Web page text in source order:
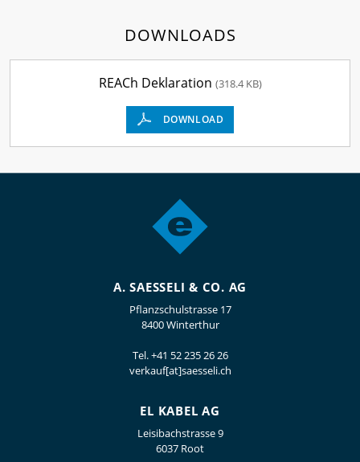
DOWNLOADS
REACh Deklaration (318.4 KB)
DOWNLOAD
A. SAESSELI & CO. AG
Pflanzschulstrasse 17
8400 Winterthur
Tel.+41 52 235 26 26
verkauf[at]saesseli.ch
EL KABEL AG
Leisibachstrasse 9
6037 Root